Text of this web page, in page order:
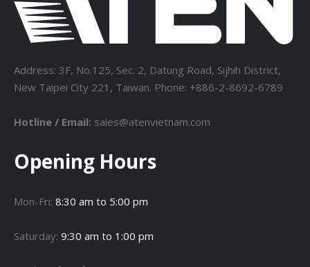
Address: 3F, No.125, Sec. 2, Datung Road, Sijhih District,
New Taipei City 221, Taiwan. Phone: +886-2-8692-6789
Hotline / Email: sales@atenvietnam.com
Opening Hours
Mon-Fri: 8:30 am to 5:00 pm
Saturday: 9:30 am to 1:00 pm